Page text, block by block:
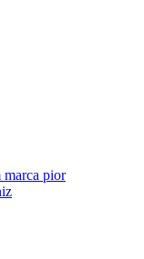
marca pior